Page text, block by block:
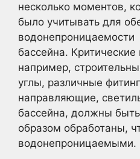
несколько моментов,
было учитывать для
водонепроницаемости
бассейна.
например,
углы, различные
направляющие,
бассейна, должны
образом обработаны,
водонепроницаемыми.